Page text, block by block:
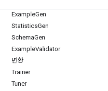
ExampleGen
StatisticsGen
SchemaGen
ExampleValidator
변환
Trainer
Tuner